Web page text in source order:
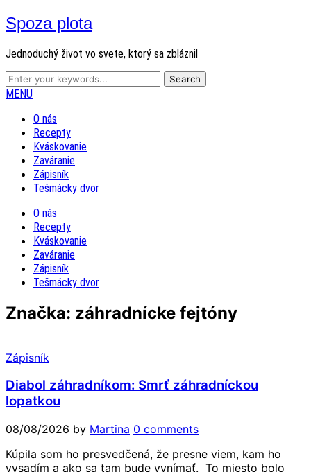
Spoza plota
Jednoduchý život vo svete, ktorý sa zbláznil
MENU
O nás
Recepty
Kváskovanie
Zaváranie
Zápisník
Tešmácky dvor
O nás
Recepty
Kváskovanie
Zaváranie
Zápisník
Tešmácky dvor
Značka: záhradnícke fejtóny
Zápisník
Diabol záhradníkom: Smrť záhradníckou
lopatkou
08/08/2026 by Martina 0 comments
Kúpila som ho presvedčená, že presne viem, kam ho
vysadím a ako sa tam bude vynímať. To miesto bolo